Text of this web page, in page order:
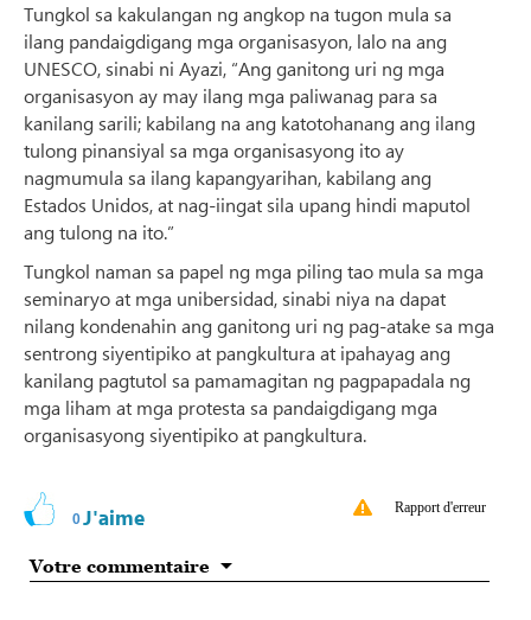
Tungkol sa kakulangan ng angkop na tugon mula sa
ilang pandaigdigang mga organisasyon, lalo na ang
UNESCO, sinabi ni Ayazi, “Ang ganitong uri ng mga
organisasyon ay may ilang mga paliwanag para sa
kanilang sarili; kabilang na ang katotohanang ang ilang
tulong pinansiyal sa mga organisasyong ito ay
nagmumula sa ilang kapangyarihan, kabilang ang
Estados Unidos, at nag-iingat sila upang hindi maputol
ang tulong na ito.”
Tungkol naman sa papel ng mga piling tao mula sa mga
seminaryo at mga unibersidad, sinabi niya na dapat
nilang kondenahin ang ganitong uri ng pag-atake sa mga
sentrong siyentipiko at pangkultura at ipahayag ang
kanilang pagtutol sa pamamagitan ng pagpapadala ng
mga liham at mga protesta sa pandaigdigang mga
organisasyong siyentipiko at pangkultura.
0J'aime Rapport d'erreur
Votre commentaire